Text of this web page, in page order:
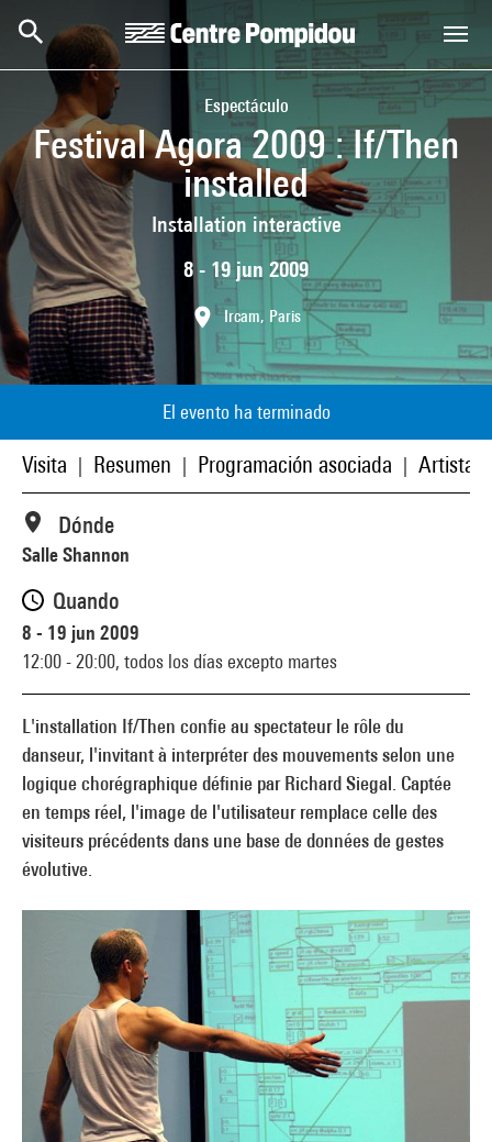
Espectáculo
Festival Agora 2009 : If/Then
installed
Installation interactive
8 - 19 jun 2009
Ircam, Paris
El evento ha terminado
Visita Resumen Programación asociada
L'installation If/Then confie au spectateur le rôle du
danseur, l'invitant à interpréter des mouvements selon une
logique chorégraphique définie par Richard Siegal. Captée
en temps réel, l'image de l'utilisateur remplace celle des
visiteurs précédents dans une base de données de gestes
évolutive.
Dónde
Salle Shannon
Quando
8 - 19 jun 2009
12:00 - 20:00, todos los días excepto martes